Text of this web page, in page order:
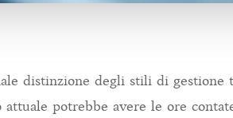
distinzione degli stili di gestione
attuale potrebbe avere le ore